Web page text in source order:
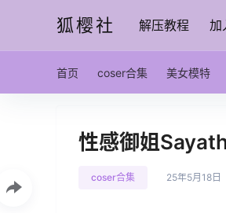
狐樱社 解压教程 加
首页 coser合集 美女模特
性感御姐
coser合集 25年5月18日